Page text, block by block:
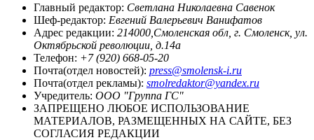
Главный редактор: Светлана Николаевна Савенок
Шеф-редактор: Евгений Валерьевич Ванифатов
Адрес редакции: 214000,Смоленская обл, г. Смоленск, ул.
Октябрьской революции, д.14а
Телефон: +7 (920) 668-05-20
Почта(отдел новостей): press@smolensk-i.ru
Почта(отдел рекламы): smolredaktor@yandex.ru
Учредитель: ООО "Группа ГС"
ЗАПРЕЩЕНО ЛЮБОЕ ИСПОЛЬЗОВАНИЕ
МАТЕРИАЛОВ, РАЗМЕЩЕННЫХ НА САЙТЕ, БЕЗ
СОГЛАСИЯ РЕДАКЦИИ